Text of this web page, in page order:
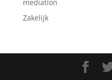
mediation
Zakelijk